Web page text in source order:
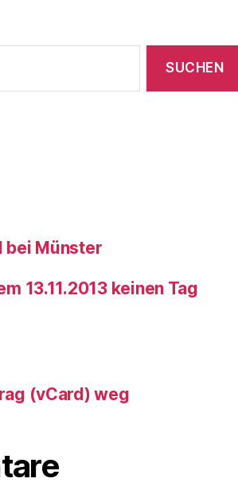
bei Münster
13.11.2013 keinen Tag
(vCard) weg